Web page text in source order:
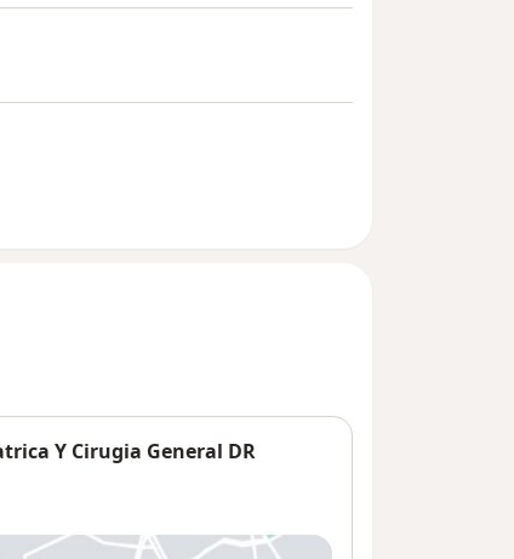
Y Cirugia General DR